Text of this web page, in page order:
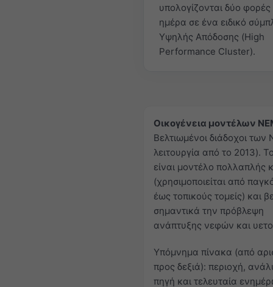
υπολογίζονται δύο φορές
ημέρα σε ένα ειδικό
Υψηλής Απόδοσης (High
Performance Cluster).
Οικογένεια μοντέλων
Βελτιωμένοι διάδοχοι των
λειτουργία από το 2013).
είναι μοντέλο πολλαπλής
(χρησιμοποιείται από
έως τοπικούς τομείς) και
σημαντικά την πρόβλεψη
ανάπτυξης νεφών και
Υπόμνημα πίνακα (από
προς δεξιά): περιοχή,
πηγή και τελευταία